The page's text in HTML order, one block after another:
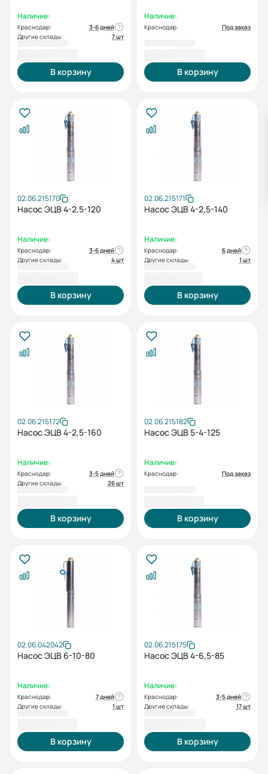
Наличие:
Краснодар:
3-6 дней
Другие склады:
7 шт
В корзину
Наличие:
Краснодар: Под заказ
В корзину
02.06.215170
Насос ЭЦВ 4-2,5-120
Наличие:
Краснодар:
3-6 дней
Другие склады:
4 шт
В корзину
02.06.215171
Насос ЭЦВ 4-2,5-140
Наличие:
Краснодар:
6 дней
Другие склады:
1 шт
В корзину
02.06.215172
Насос ЭЦВ 4-2,5-160
Наличие:
Краснодар:
3-5 дней
Другие склады:
26 шт
В корзину
02.06.215182
Насос ЭЦВ 5-4-125
Наличие:
Краснодар: Под заказ
В корзину
02.06.042042
Насос ЭЦВ 6-10-80
Наличие:
Краснодар:
7 дней
Другие склады:
1 шт
В корзину
02.06.215175
Насос ЭЦВ 4-6,5-85
Наличие:
Краснодар:
3-5 дней
Другие склады:
17 шт
В корзину